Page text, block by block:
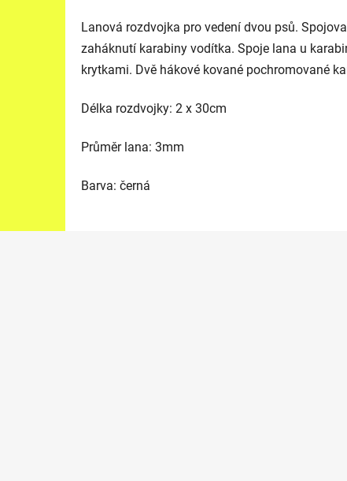
Lanová rozdvojka pro vedení dvou psů.
zaháknutí karabiny vodítka. Spoje lana u
krytkami. Dvě hákové kované pochromované
Délka rozdvojky: 2 x 30cm
Průměr lana: 3mm
Barva: černá